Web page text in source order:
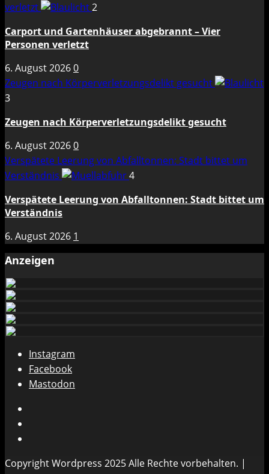
verletzt
2
Carport und Gartenhäuser abgebrannt – Vier
Personen verletzt
6. August 20260
Zeugen nach Körperverletzungsdelikt gesucht
3
Zeugen nach Körperverletzungsdelikt gesucht
6. August 20260
Verspätete Leerung von Abfalltonnen: Stadt bittet um
Verständnis
4
Verspätete Leerung von Abfalltonnen: Stadt bittet um
Verständnis
6. August 2026 1
Anzeigen
Instagram
Facebook
Mastodon
Copyright Wordpress 2025 Alle Rechte vorbehalten. |